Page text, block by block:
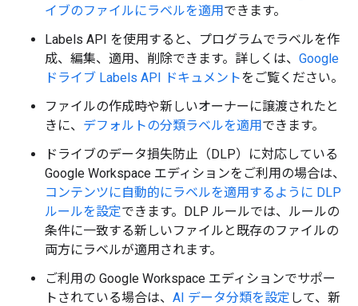
イブのファイルにラベルを適用できます。
Labels API を使用すると、プログラムでラベルを作
成、編集、適用、削除できます。詳しくは、 Google
ドライブ Labels API ドキュメントをご覧ください。
ファイルの作成時や新しいオーナーに譲渡されたと
きに、 デフォルトの分類ラベルを適用できます。
ドライブのデータ損失防止（DLP）に対応している
Google Workspace エディションをご利用の場合は、
コンテンツに自動的にラベルを適用するように DLP
ルールを設定できます。DLP ルールでは、ルールの
条件に一致する新しいファイルと既存のファイルの
両方にラベルが適用されます。
ご利用の Google Workspace エディションでサポー
トされている場合は、 AI データ分類を設定 して、新